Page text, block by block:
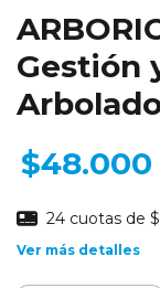
Gestión
$48.000
24 cuotas de
Ver más detalles